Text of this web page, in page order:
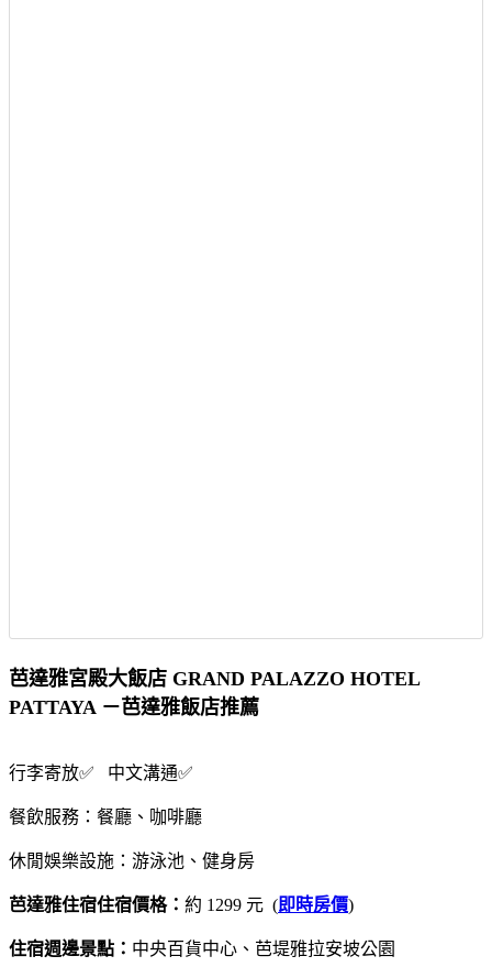
芭達雅宮殿大飯店 GRAND PALAZZO HOTEL
PATTAYA －芭達雅飯店推薦
行李寄放✅ 中文溝通✅
餐飲服務：餐廳、咖啡廳
休閒娛樂設施：游泳池、健身房
芭達雅住宿住宿價格： 約 1299 元 (即時房價)
住宿週邊景點： 中央百貨中心、芭堤雅拉安坡公園